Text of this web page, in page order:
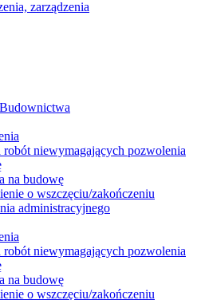
zarządzenia
robót niewymagających pozwolenia
na budowę
o wszczęciu/zakończeniu
administracyjnego
robót niewymagających pozwolenia
na budowę
o wszczęciu/zakończeniu